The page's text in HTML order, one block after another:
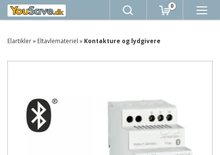
0
Elartikler» Eltavlemateriel » Kontakture og lydgivere